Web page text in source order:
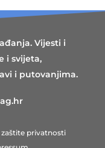
Vijesti i
i svijeta,
i putovanjima.
privatnosti